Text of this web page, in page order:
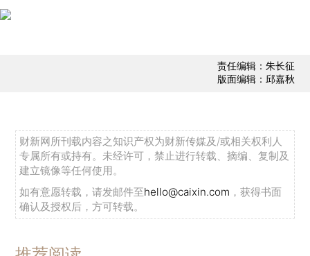
责任编辑：朱长征
版面编辑：邱嘉秋
财新网所刊载内容之知识产权为财新传媒及/或相关权利人
专属所有或持有。未经许可，禁止进行转载、摘编、复制及
建立镜像等任何使用。
如有意愿转载，请发邮件至hello@caixin.com ，获得书面
确认及授权后，方可转载。